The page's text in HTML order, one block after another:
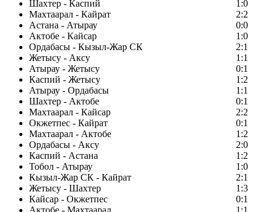
Шахтер - Каспий
1:0
Махтаарал - Кайрат
2:2
Астана - Атырау
0:0
Актобе - Кайсар
1:0
Ордабасы - Кызыл-Жар СК
2:1
Жетысу - Аксу
1:1
Атырау - Жетысу
0:1
Каспий - Жетысу
1:2
Атырау - Ордабасы
1:1
Шахтер - Актобе
0:1
Махтаарал - Кайсар
2:2
Окжетпес - Кайрат
0:1
Махтаарал - Актобе
1:2
Ордабасы - Аксу
2:0
Каспий - Астана
1:2
Тобол - Атырау
1:0
Кызыл-Жар СК - Кайрат
2:1
Жетысу - Шахтер
1:3
Кайсар - Окжетпес
0:1